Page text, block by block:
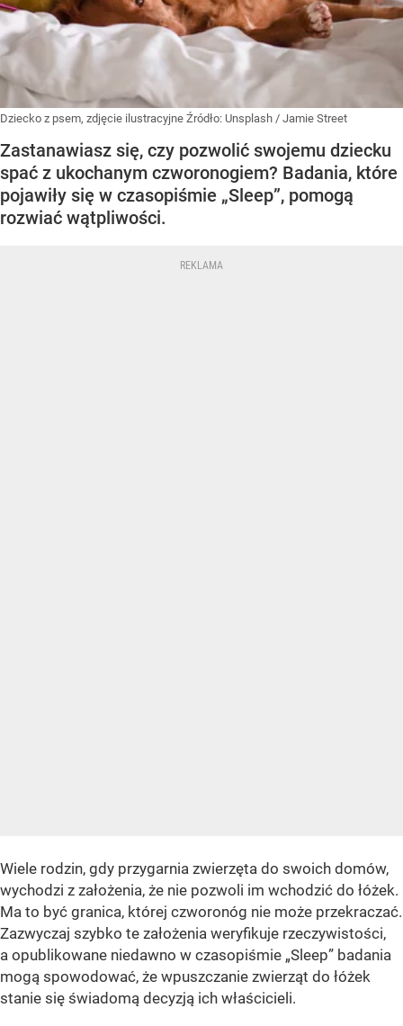
Dziecko z psem, zdjęcie ilustracyjne Źródło: Unsplash / Jamie Street
Zastanawiasz się, czy pozwolić swojemu dziecku
spać z ukochanym czworonogiem? Badania, które
pojawiły się w czasopiśmie „Sleep”, pomogą
rozwiać wątpliwości.
Wiele rodzin, gdy przygarnia zwierzęta do swoich domów,
wychodzi z założenia, że nie pozwoli im wchodzić do łóżek.
Ma to być granica, której czworonóg nie może przekraczać.
Zazwyczaj szybko te założenia weryfikuje rzeczywistości,
a opublikowane niedawno w czasopiśmie „Sleep” badania
mogą spowodować, że wpuszczanie zwierząt do łóżek
stanie się świadomą decyzją ich właścicieli.